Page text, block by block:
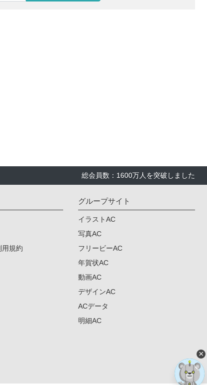
総会員数：1600万人を突破しました
用規約
グループサイト
イラストAC
写真AC
フリービーAC
年賀状AC
動画AC
デザインAC
ACデータ
明細AC
×